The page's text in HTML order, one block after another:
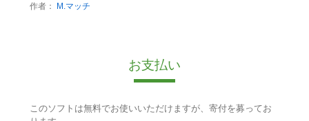
作者：
M.マッチ
お支払い
このソフトは無料でお使いいただけますが、寄付を募ってお